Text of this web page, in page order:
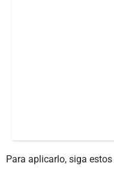
Para aplicarlo, siga